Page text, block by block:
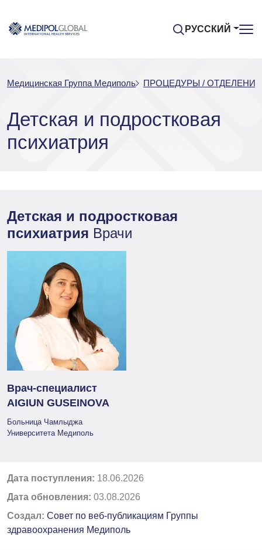
РУССКИЙ
Медицинская Группа Медиполь ПРОЦЕДУРЫ / ОТДЕЛЕНИЯ
Детская и подростковая
психиатрия
Детская и подростковая
психиатрия Врачи
Врач-специалист
AIGIUN GUSEINOVA
Больница Чамлыджа
Университета Медиполь
Дата поступления: 18.06.2026
Дата обновления: 03.08.2026
Создал: Совет по веб-публикациям Группы
здравоохранения Медиполь